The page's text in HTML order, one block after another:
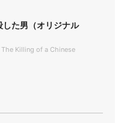
た男（オリジナル
Killing of a Chinese